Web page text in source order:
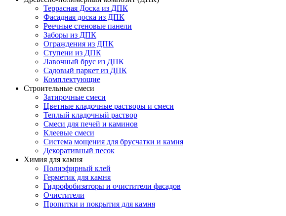
Террасная Доска из ДПК
Фасадная доска из ДПК
Реечные стеновые панели
Заборы из ДПК
Ограждения из ДПК
Ступени из ДПК
Лавочный брус из ДПК
Садовый паркет из ДПК
Комплектующие
Строительные смеси
Затирочные смеси
Цветные кладочные растворы и смеси
Теплый кладочный раствор
Смеси для печей и каминов
Клеевые смеси
Система мощения для брусчатки и камня
Декоративный песок
Химия для камня
Полиэфирный клей
Герметик для камня
Гидрофобизаторы и очистители фасадов
Очистители
Пропитки и покрытия для камня